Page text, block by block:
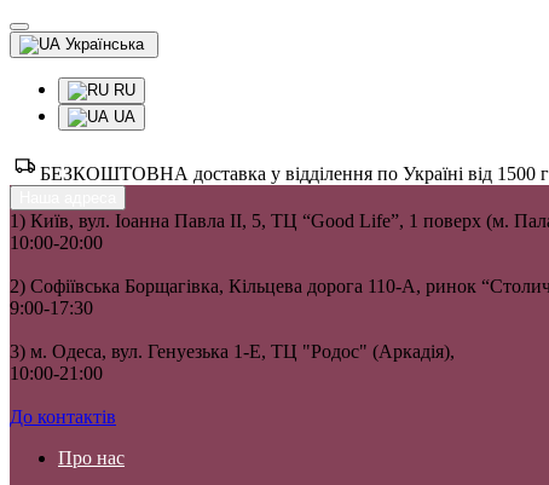
Українська
RU
UA
БЕЗКОШТОВНА доставка у відділення по Україні від 1500
1) Київ, вул. Іоанна Павла II, 5, ТЦ “Good Life”, 1 поверх (м.
10:00-20:00
2) Софіївська Борщагівка, Кільцева дорога 110-А, ринок
9:00-17:30
3) м. Одеса, вул. Генуезька 1-Е, ТЦ "Родос" (Аркадія),
10:00-21:00
До контактів
Про нас